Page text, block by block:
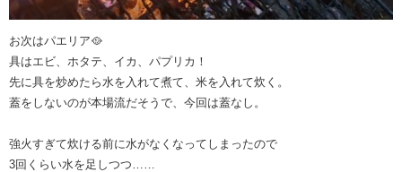
お次はパエリア🥘
具はエビ、ホタテ、イカ、パプリカ！
先に具を炒めたら水を入れて煮て、米を入れて炊く。
蓋をしないのが本場流だそうで、今回は蓋なし。
強火すぎて炊ける前に水がなくなってしまったので
3回くらい水を足しつつ……